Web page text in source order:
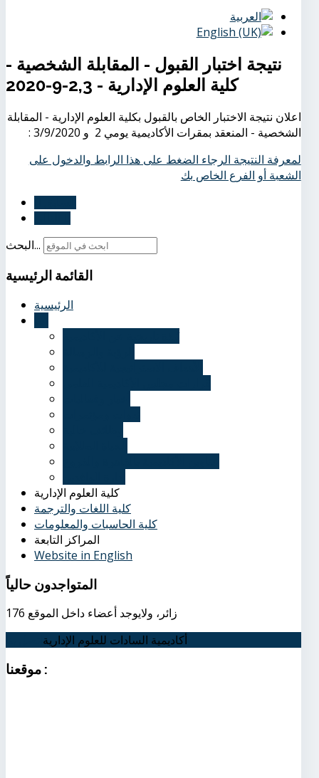
نتيجة اختبار القبول - المقابلة الشخصية -
كلية العلوم الإدارية - 2,3-9-2020
اعلان نتيجة الاختبار الخاص بالقبول بكلية العلوم الإدارية - المقابلة
الشخصية - المنعقد بمقرات الأكاديمية يومي 2 و 3/9/2020 :
لمعرفة النتيجة الرجاء الضغط على هذا الرابط والدخول على
الشعبة أو الفرع الخاص بك
البحث...
القائمة الرئيسية
الرئيسية
كلية العلوم الإدارية
كلية اللغات والترجمة
كلية الحاسبات والمعلومات
المراكز التابعة
Website in English
المتواجدون حالياً
176 زائر، ولايوجد أعضاء داخل الموقع
أكاديمية السادات للعلوم الإدارية
: